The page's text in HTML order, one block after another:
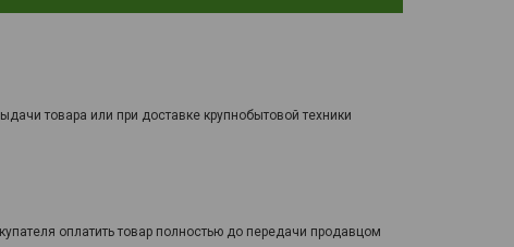
товара или при доставке крупнобытовой техники
оплатить товар полностью до передачи продавцом